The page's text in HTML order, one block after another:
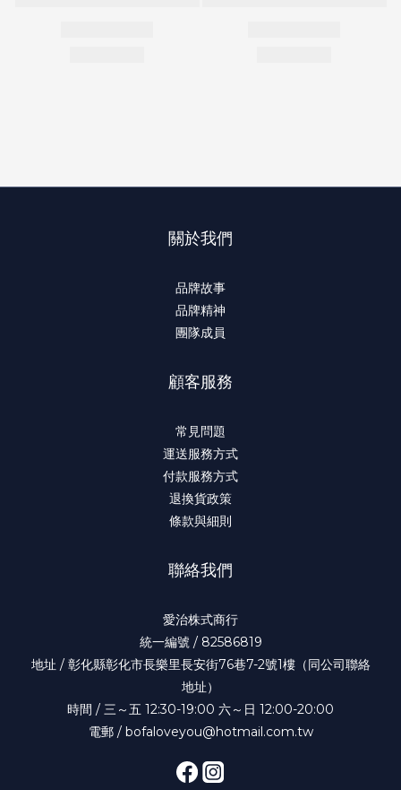
關於我們
品牌故事
品牌精神
團隊成員
顧客服務
常見問題
運送服務方式
付款服務方式
退換貨政策
條款與細則
聯絡我們
愛治株式商行
統一編號 / 82586819
地址 / 彰化縣彰化市長樂里長安街76巷7-2號1樓（同公司聯絡
地址）
時間 / 三～五 12:30-19:00 六～日 12:00-20:00
電郵 / bofaloveyou@hotmail.com.tw